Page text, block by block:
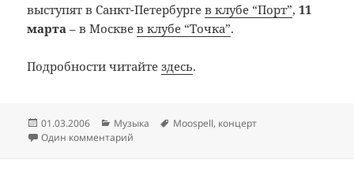
выступят в Санкт-Петербургев клубе “Порт”,11
марта – в Москвев клубе “Точка”.
Подробности читайтездесь.
Опубликовано
01.03.2006 Рубрики
Музыка Метки
Moospell, концерт
Один комментарий